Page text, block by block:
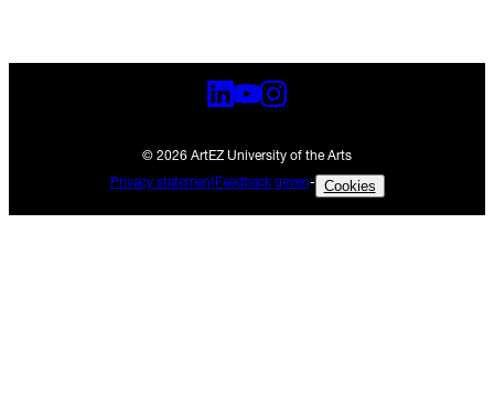
© 2026 ArtEZ University of the Arts
Privacy statementFeedback geven- Cookies